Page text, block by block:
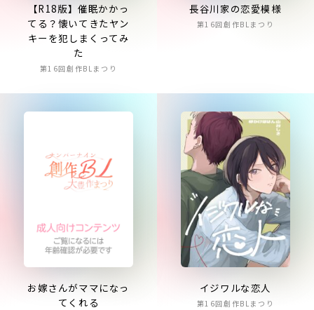
【R18版】催眠かかっ
てる？懐いてきたヤン
キーを犯しまくってみ
た
第16回創作BLまつり
長谷川家の恋愛模様
第16回創作BLまつり
お嫁さんがママになっ
てくれる
イジワルな恋人
第16回創作BLまつり